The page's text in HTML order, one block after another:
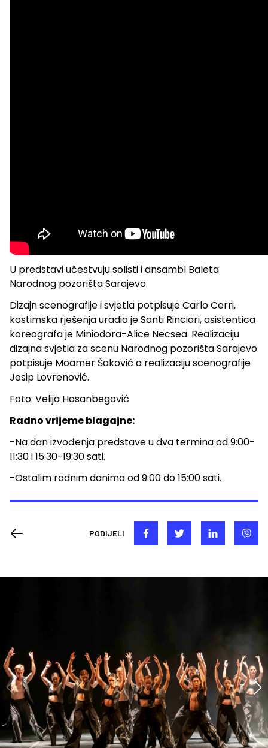
U predstavi učestvuju solisti i ansambl Baleta
Narodnog pozorišta Sarajevo.
Dizajn scenografije i svjetla potpisuje Carlo Cerri,
kostimska rješenja uradio je Santi Rinciari, asistentica
koreografa je Miniodora-Alice Necsea. Realizaciju
dizajna svjetla za scenu Narodnog pozorišta Sarajevo
potpisuje Moamer Šaković a realizaciju scenografije
Josip Lovrenović.
Foto: Velija Hasanbegović
Radno vrijeme blagajne:
-Na dan izvođenja predstave u dva termina od 9:00-
11:30 i 15:30-19:30 sati.
-Ostalim radnim danima od 9:00 do 15:00 sati.
PODIJELI